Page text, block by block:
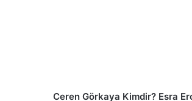
Ceren Görkaya Kimdir? Esra